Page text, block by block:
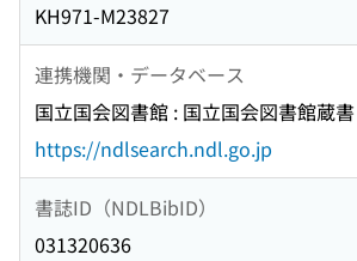
KH971-M23827
連携機関・データベース
国立国会図書館 : 国立国会図書館蔵書
https://ndlsearch.ndl.go.jp
書誌ID（NDLBibID）
031320636